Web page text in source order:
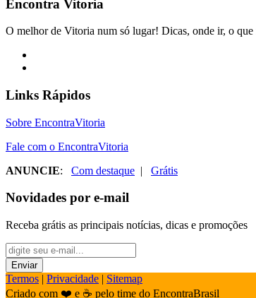
Encontra Vitoria
O melhor de Vitoria num só lugar! Dicas, onde ir, o
Links Rápidos
Sobre EncontraVitoria
Fale com o EncontraVitoria
ANUNCIE: Com destaque | Grátis
Novidades por e-mail
Receba grátis as principais notícias, dicas e promoções
Termos | Privacidade | Sitemap
Criado com ❤️ e ☕ pelo time do EncontraBrasil